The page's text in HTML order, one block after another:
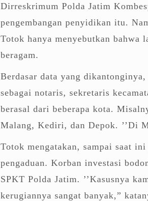
Dirreskrimum Polda Jatim
pengembangan penyidikan itu.
Totok hanya menyebutkan bahwa
beragam.
Berdasar data yang
sebagai notaris, sekretaris
berasal dari beberapa kota.
Malang, Kediri, dan Depok. ’’Di
Totok mengatakan, sampai saat
pengaduan. Korban investasi
SPKT Polda Jatim. ’’Kasusnya
kerugiannya sangat banyak,”